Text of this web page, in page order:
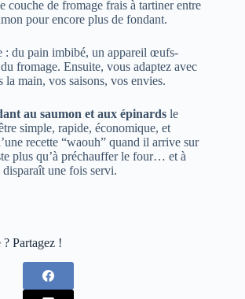
couche de fromage frais à tartiner entre
pour encore plus de fondant.
: du pain imbibé, un appareil œufs-
fromage. Ensuite, vous adaptez avec
la main, vos saisons, vos envies.
au saumon et aux épinards le
simple, rapide, économique, et
recette “waouh” quand il arrive sur
plus qu’à préchauffer le four… et à
une fois servi.
Partagez !